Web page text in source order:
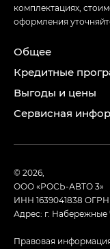
комплектациях,
оформления
Общее
Кредитные
Выгоды и цены
Сервисная
© 2026,
ООО «РОСЬ-АВТО 3»
ИНН 1639041838 ОГРН
Адрес: г.
Правовая